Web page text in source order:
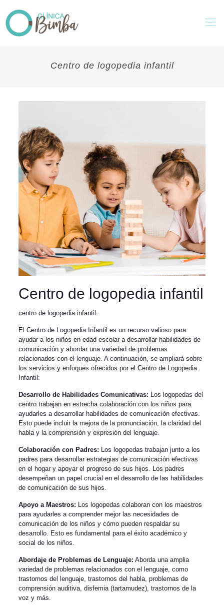
Centro de logopedia infantil
Centro de logopedia infantil
centro de logopedia infantil.
El Centro de Logopedia Infantil es un recurso valioso para
ayudar a los niños en edad escolar a desarrollar habilidades de
comunicación y abordar una variedad de problemas
relacionados con el lenguaje. A continuación, se ampliará sobre
los servicios y enfoques ofrecidos por el Centro de Logopedia
Infantil:
Desarrollo de Habilidades Comunicativas: Los logopedas del
centro trabajan en estrecha colaboración con los niños para
ayudarles a desarrollar habilidades de comunicación efectivas.
Esto puede incluir la mejora de la pronunciación, la claridad del
habla y la comprensión y expresión del lenguaje.
Colaboración con Padres: Los logopedas trabajan junto a los
padres para desarrollar estrategias de comunicación efectivas
en el hogar y apoyar el progreso de sus hijos. Los padres
desempeñan un papel crucial en el desarrollo de las habilidades
de comunicación de sus hijos.
Apoyo a Maestros: Los logopedas colaboran con los maestros
para ayudarles a comprender mejor las necesidades de
comunicación de los niños y cómo pueden respaldar su
desarrollo. Esto es fundamental para el éxito académico y
social de los niños.
Abordaje de Problemas de Lenguaje: Aborda una amplia
variedad de problemas relacionados con el lenguaje, como
trastornos del lenguaje, trastornos del habla, problemas de
comprensión auditiva, disfemia (tartamudez), trastornos de la
voz y más.